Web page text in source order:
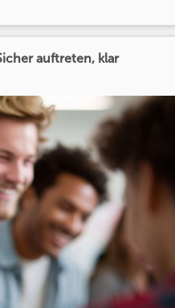
auftreten, klar